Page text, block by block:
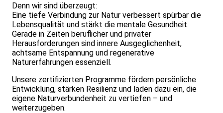
Denn wir sind überzeugt:
Eine tiefe Verbindung zur Natur verbessert spürbar die
Lebensqualität und stärkt die mentale Gesundheit.
Gerade in Zeiten beruflicher und privater
Herausforderungen sind innere Ausgeglichenheit,
achtsame Entspannung und regenerative
Naturerfahrungen essenziell.
Unsere zertifizierten Programme fördern persönliche
Entwicklung, stärken Resilienz und laden dazu ein, die
eigene Naturverbundenheit zu vertiefen – und
weiterzugeben.